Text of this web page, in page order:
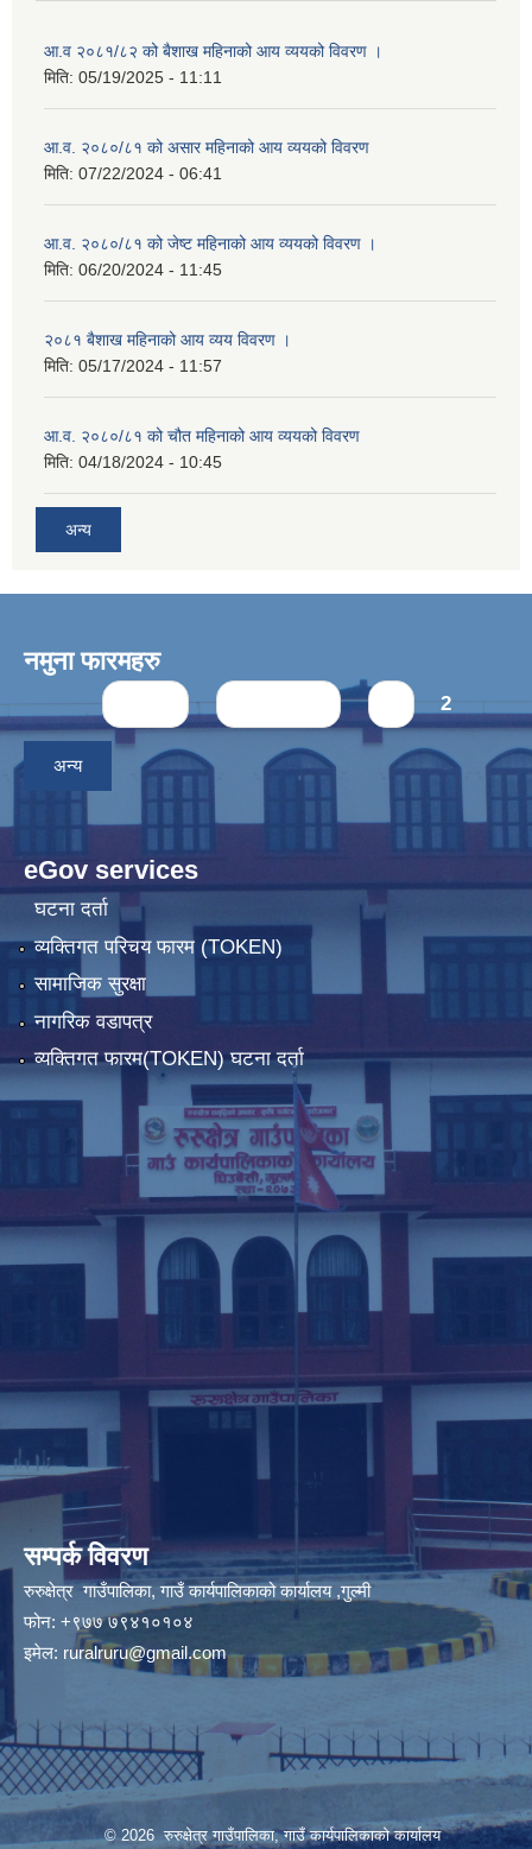
आ.व २०८१/८२ को बैशाख महिनाको आय व्ययको विवरण ।
मिति: 05/19/2025 - 11:11
आ.व. २०८०/८१ को असार महिनाको आय व्ययको विवरण
मिति: 07/22/2024 - 06:41
आ.व. २०८०/८१ को जेष्ट महिनाको आय व्ययको विवरण ।
मिति: 06/20/2024 - 11:45
२०८१ बैशाख महिनाको आय व्यय विवरण ।
मिति: 05/17/2024 - 11:57
आ.व. २०८०/८१ को चौत महिनाको आय व्ययको विवरण
मिति: 04/18/2024 - 10:45
अन्य
नमुना फारमहरु
Pages 2
अन्य
eGov services
घटना दर्ता
व्यक्तिगत परिचय फारम (TOKEN)
सामाजिक सुरक्षा
नागरिक वडापत्र
व्यक्तिगत फारम(TOKEN) घटना दर्ता
सम्पर्क विवरण
रुरुक्षेत्र गाउँपालिका, गाउँ कार्यपालिकाको कार्यालय ,गुल्मी
फोन: +९७७ ७९४१०१०४
इमेल: ruralruru@gmail.com
© 2026 रुरुक्षेत्र गाउँपालिका, गाउँ कार्यपालिकाको कार्यालय